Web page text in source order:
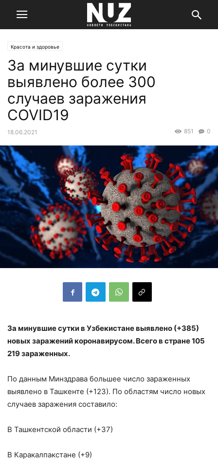
Красота и здоровье
За минувшие сутки
выявлено более 300
случаев заражения
COVID19
18.06.2021 0
851
За минувшие сутки в Узбекистане выявлено (+385)
новых заражений коронавирусом. Всего в стране 105
219 зараженных.
По данным Минздрава большее число зараженных
выявлено в Ташкенте (+123). По областям число новых
случаев заражения составило:
В Ташкентской области (+37)
В Каракалпакстане (+9)